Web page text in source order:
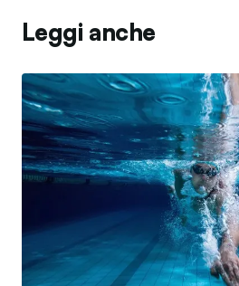
Leggi anche